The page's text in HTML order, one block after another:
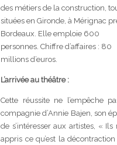
des métiers de la construction,
situées en Gironde, à Mérignac
Bordeaux. Elle emploie 600
personnes. Chiffre d’affaires : 80
millions d’euros.
L’arrivée au théâtre :
Cette réussite ne l’empêche
compagnie d’Annie Bajen, son
de s’intéresser aux artistes, « Ils
appris ce qu’est la